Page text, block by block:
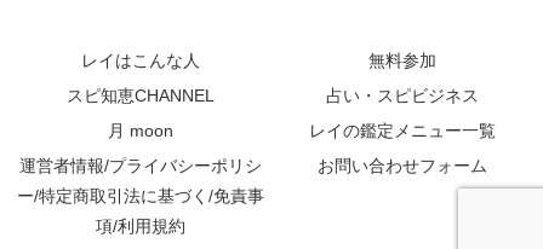
レイはこんな人
無料参加
スピ知恵CHANNEL
占い・スピビジネス
月 moon
レイの鑑定メニュー一覧
運営者情報/プライバシーポリシ
ー/特定商取引法に基づく/免責事
項/利用規約
お問い合わせフォーム